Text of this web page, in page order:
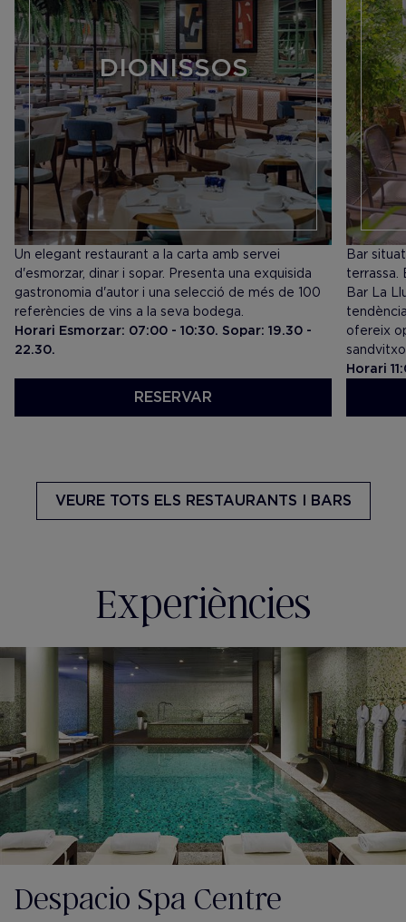
DIONISSOS
Un elegant restaurant a la carta amb servei
d'esmorzar, dinar i sopar. Presenta una exquisida
gastronomia d'autor i una selecció de més de 100
referències de vins a la seva bodega.
Horari Esmorzar: 07:00 - 10:30. Sopar: 19.30 -
22.30.
RESERVAR
Bar
terrassa.
Bar La
ofereix
Horari
VEURE TOTS ELS RESTAURANTS I BARS
Experiències
Despacio Spa Centre